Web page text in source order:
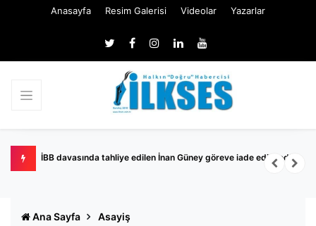
Anasayfa Resim Galerisi Videolar Yazarlar
İBB davasında tahliye edilen İnan Güney göreve iade edilmedi
Ana Sayfa Asayiş